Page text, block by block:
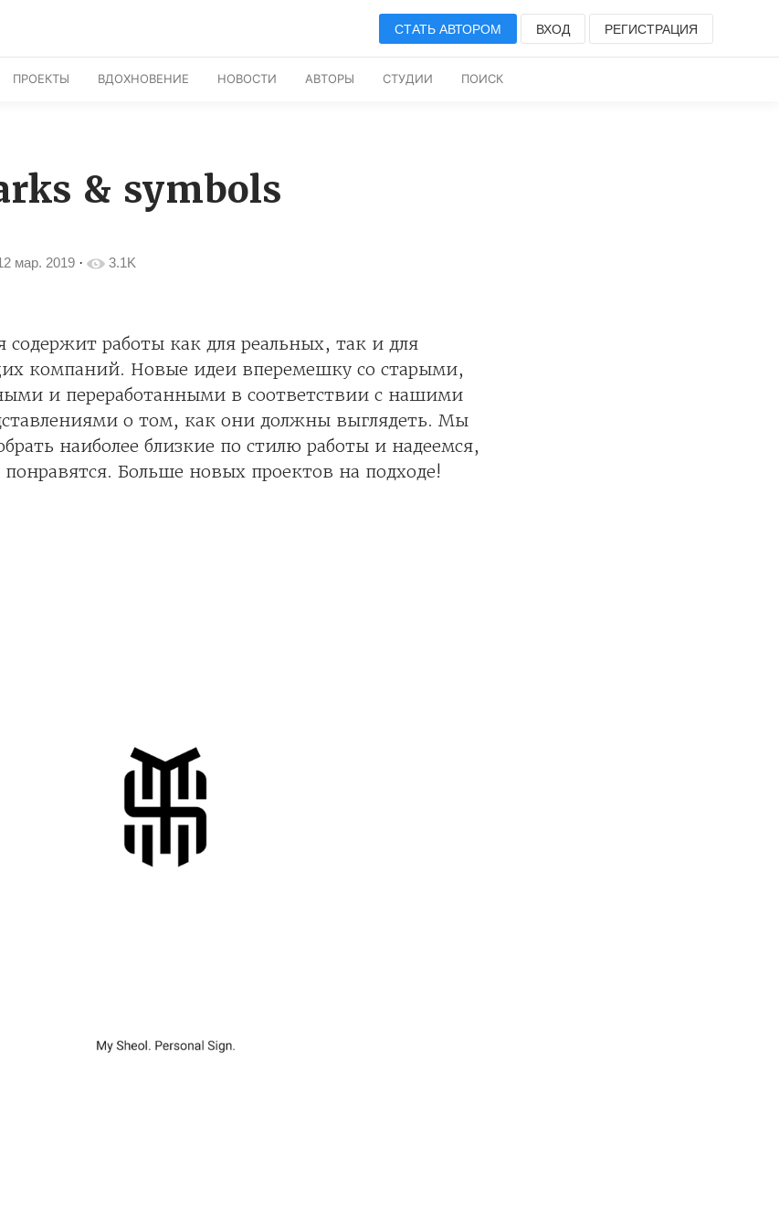
СТАТЬ АВТОРОМ ВХОД РЕГИСТРАЦИЯ
ПРОЕКТЫ ВДОХНОВЕНИЕ НОВОСТИ АВТОРЫ СТУДИИ ПОИСК
& symbols
мар. 2019· 3.1K
содержит работы как для реальных, так и для
компаний. Новые идеи вперемешку со старыми,
и переработанными в соответствии с нашими
о том, как они должны выглядеть. Мы
наиболее близкие по стилю работы и надеемся,
Больше новых проектов на подходе!